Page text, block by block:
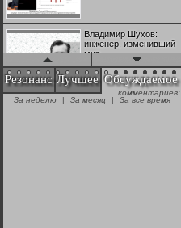
Владимир Шухов:
инженер, изменивший
мир
"Аркадий Коц" на
эгалите-фесте "Не
Резонанс Лучшее Обсуждаемое
комментариев:
За неделю
| За месяц | За все время